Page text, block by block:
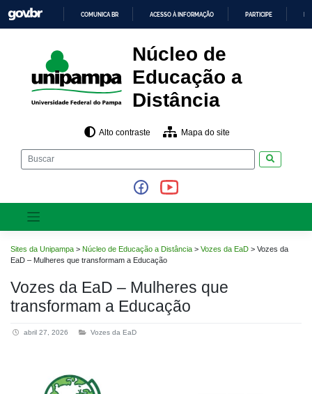
para
o
O
CONTEÚDO
COMUNICA BR ACESSO À INFORMAÇÃO PARTICIPE
Núcleo de
Educação a
Distância
Alto contraste Mapa do site
Sites da Unipampa > Núcleo de Educação a Distância > Vozes da EaD > Vozes da
EaD – Mulheres que transformam a Educação
Vozes da EaD – Mulheres que
transformam a Educação
abril 27, 2026 Vozes da EaD